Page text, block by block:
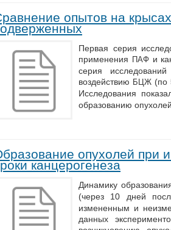
опытов на
Первая серия
применения
ПАФ и
серия
воздействию БЦЖ(по
Исследования
образованию
опухолей при
канцерогенеза
Динамику
(через 10 дней
измененным и
данных